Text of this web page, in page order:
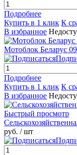
Подробнее
Купить в 1 клик К
В избранное
Мотоблок Беларус
Подробнее
Купить в 1 клик К
В избранное
Быстрый просмотр
руб. / шт